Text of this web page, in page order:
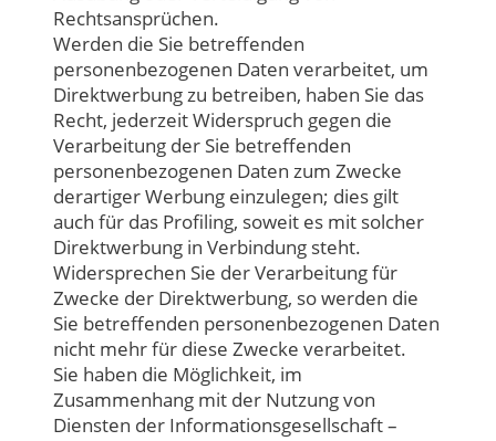
Rechtsansprüchen.
Werden die Sie betreffenden
personenbezogenen Daten verarbeitet, um
Direktwerbung zu betreiben, haben Sie das
Recht, jederzeit Widerspruch gegen die
Verarbeitung der Sie betreffenden
personenbezogenen Daten zum Zwecke
derartiger Werbung einzulegen; dies gilt
auch für das Profiling, soweit es mit solcher
Direktwerbung in Verbindung steht.
Widersprechen Sie der Verarbeitung für
Zwecke der Direktwerbung, so werden die
Sie betreffenden personenbezogenen Daten
nicht mehr für diese Zwecke verarbeitet.
Sie haben die Möglichkeit, im
Zusammenhang mit der Nutzung von
Diensten der Informationsgesellschaft –